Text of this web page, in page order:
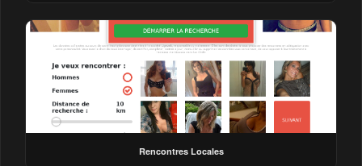
Rencontres Locales